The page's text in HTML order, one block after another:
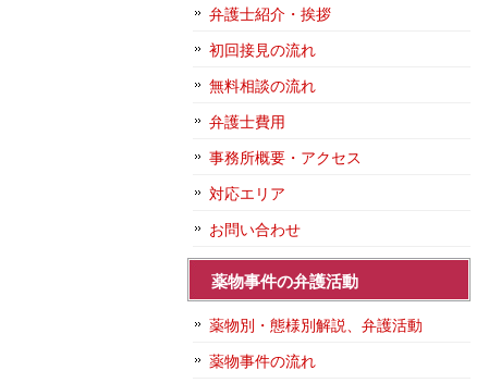
弁護士紹介・挨拶
初回接見の流れ
無料相談の流れ
弁護士費用
事務所概要・アクセス
対応エリア
お問い合わせ
薬物事件の弁護活動
薬物別・態様別解説、弁護活動
薬物事件の流れ